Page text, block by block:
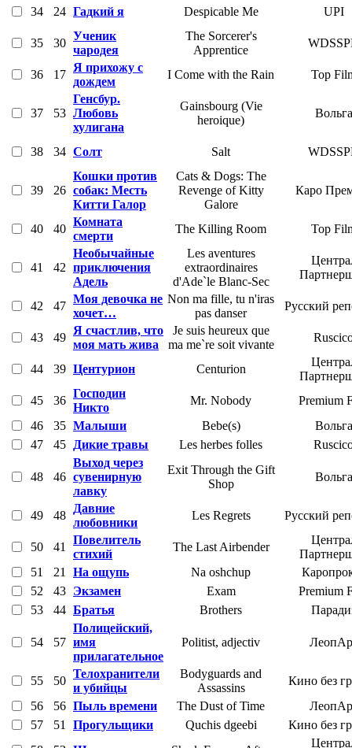
34 24 Гадкий я Despicable Me UPI
35 30
Ученик
чародея
The Sorcerer's
Apprentice
36 17
Я прихожу с
дождем
I Come with the Rain Top
37 53
Генсбур.
Любовь
хулигана
Gainsbourg (Vie
heroique)
Вольга
38 34 Солт Salt
39 26
Кошки против
собак: Месть
Китти Галор
Cats & Dogs: The
Revenge of Kitty
Galore
Каро
40 40
Комната
смерти
The Killing Room Top
41 42
Необычайные
приключения
Адель
Les aventures
extraordinaires
d'Ade`le Blanc-Sec
42 47
Моя девочка не
хочет…
Non ma fille, tu n'iras
pas danser
Русский
43 49
Я счастлив, что
моя мать жива
Je suis heureux que
ma me`re soit vivante
44 39 Центурион Centurion
45
36
Господин
Никто
Mr. Nobody
Premium
46
35 Малыши Bebe(s)
Вольга
47
45 Дикие травы Les herbes folles
48 46
Выход через
сувенирную
лавку
Exit Through the Gift
Shop
Вольга
49 48
Давние
любовники
Les Regrets Русский
50 41
Повелитель
стихий
The Last Airbender
51
21 На ощупь Na oshchup
52
43 Экзамен Exam
Premium
53
44 Братья Brothers
54 57
Полицейский,
имя
прилагательное
Politist, adjectiv
55 50
Телохранители
и убийцы
Bodyguards and
Assassins
Кино без
56
56 Пыль времени The Dust of Time
57
51 Прогульщики Quchis dgeebi
Кино без